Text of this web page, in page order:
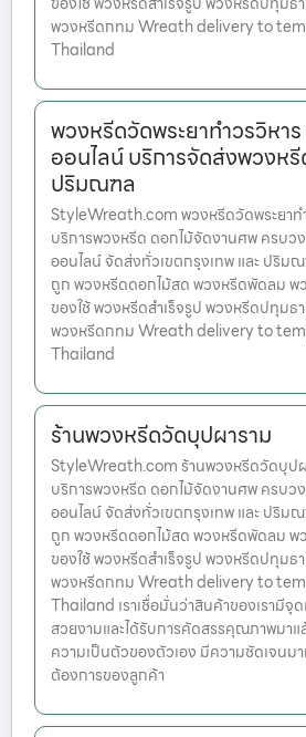
พวงหรีดกทม Wreath delivery to
Thailand
พวงหรีดวัดพระยาทำวรวิหา
ออนไลน์ บริการจัดส่งพวงหรี
ปริมณฑล
StyleWreath.com พวงหรีดวัดพระยาท
บริการพวงหรีด ดอกไม้จัดงานศพ ครบว
ออนไลน์ จัดส่งทั่วเขตกรุงเทพ และ ปริม
ถูก พวงหรีดดอกไม้สด พวงหรีดพัดลม พ
ของใช้ พวงหรีดสำเร็จรูป พวงหรีดปทุม
พวงหรีดกทม Wreath delivery to
Thailand
ร้านพวงหรีดวัดบุปผาราม
StyleWreath.com ร้านพวงหรีดวัดบุปผ
บริการพวงหรีด ดอกไม้จัดงานศพ ครบว
ออนไลน์ จัดส่งทั่วเขตกรุงเทพ และ ปริม
ถูก พวงหรีดดอกไม้สด พวงหรีดพัดลม พ
ของใช้ พวงหรีดสำเร็จรูป พวงหรีดปทุม
พวงหรีดกทม Wreath delivery to
Thailand เราเชื่อมั่นว่าสินค้าของเรามีจุ
สวยงามและได้รับการคัดสรรคุณภาพมา
ความเป็นตัวของตัวเอง มีความชัดเจนม
ต้องการของลูกค้า